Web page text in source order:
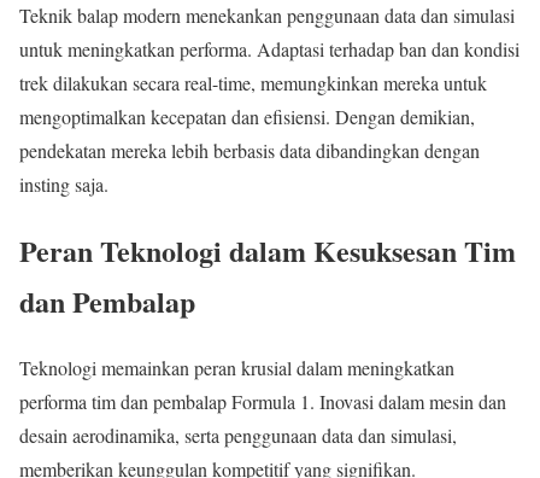
Teknik balap modern menekankan penggunaan data dan simulasi
untuk meningkatkan performa. Adaptasi terhadap ban dan kondisi
trek dilakukan secara real-time, memungkinkan mereka untuk
mengoptimalkan kecepatan dan efisiensi. Dengan demikian,
pendekatan mereka lebih berbasis data dibandingkan dengan
insting saja.
Peran Teknologi dalam Kesuksesan Tim
dan Pembalap
Teknologi memainkan peran krusial dalam meningkatkan
performa tim dan pembalap Formula 1. Inovasi dalam mesin dan
desain aerodinamika, serta penggunaan data dan simulasi,
memberikan keunggulan kompetitif yang signifikan.